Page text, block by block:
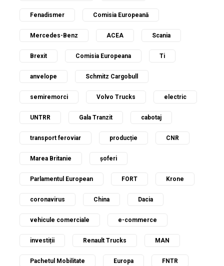
Fenadismer Comisia Europeană
Mercedes-Benz ACEA Scania
Brexit Comisia Europeana Ti
anvelope Schmitz Cargobull
semiremorci Volvo Trucks electric
UNTRR Gala Tranzit cabotaj
transport feroviar producție CNR
Marea Britanie șoferi
Parlamentul European FORT Krone
coronavirus China Dacia
vehicule comerciale e-commerce
investiții Renault Trucks MAN
Pachetul Mobilitate Europa FNTR